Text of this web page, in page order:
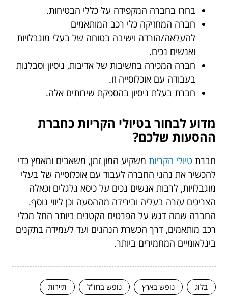
בחרו בחברה המקפידה על כללי הבטיחות.
חברה המחזיקה כלי רכב המותאמים
להעלאה/הורדה וישיבה בטוחה של בעלי מוגבלויות
ואנשים נכים.
חברה המכירה בחשיבות של אדיבות, ניסיון וסבלנות
בעבודה עם אוכלוסייה זו.
חברת בעלת ניסיון בהספקת שירותים אלה.
מדוע לבחור בטיולי הקריות כחברת
ההסעות שלכם?
חברת טיולי הקריות משקיע המון זמן, משאבים ומאמץ כדי
להכשיר את נהגי החברה לעבוד עם אוכלוסייה של בעלי
מוגבלויות, לרבות אנשים נכים על כיסא גלגלים וכאלה
הצריכים עזרה בעליה ובירידה מההסעה וכן ליווי נוסף.
החברה שמה דגש על הפרטים הקטנים ביותר החל מכלי
רכב מותאמים, דרך הכשרת הנהגים ועד לעמידה בתקנים
בינלאומיים המחמירים ביותר.
בלוג נופש בארץ נופש בחו"ל תיירות